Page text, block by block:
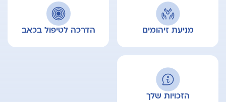
מניעת זיהומים הדרכה לטיפול בכאב
הזכויות שלך